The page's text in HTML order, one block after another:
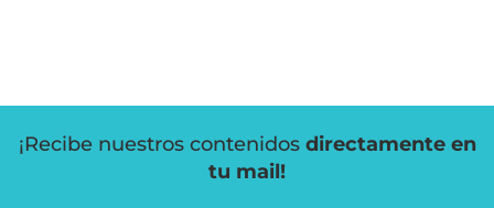
¡Recibe nuestros contenidos directamente en
tu mail!